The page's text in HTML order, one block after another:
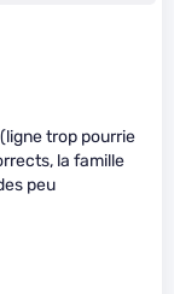
(ligne trop pourrie
la famille
peu